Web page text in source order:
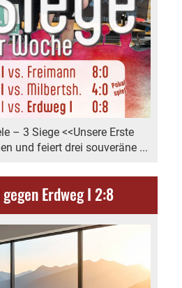
– 3 Siege <<Unsere Erste
und feiert drei souveräne ...
Erdweg I 2:8